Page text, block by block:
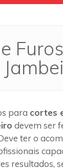
para cortes
devem ser
ter o
resultados,